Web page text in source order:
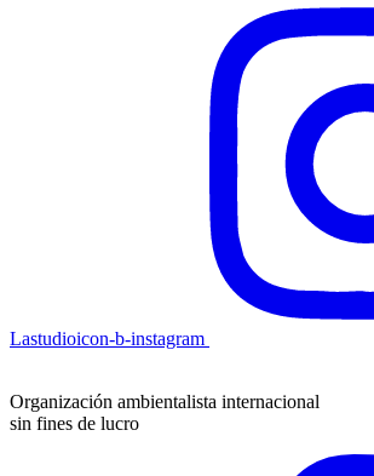
Lastudioicon-b-instagram
Organización ambientalista internacional
sin fines de lucro